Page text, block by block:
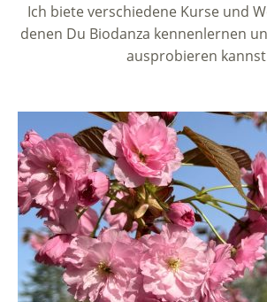
Ich biete verschiedene Kurse und
denen Du Biodanza kennenlernen
ausprobieren